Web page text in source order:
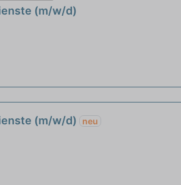
(m/w/d)
(m/w/d) neu